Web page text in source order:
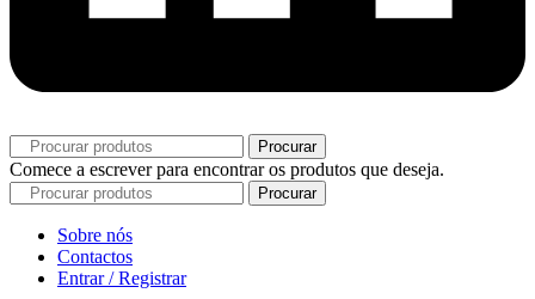
Procurar
Comece a escrever para encontrar os produtos que deseja.
Procurar
Sobre nós
Contactos
Entrar / Registrar